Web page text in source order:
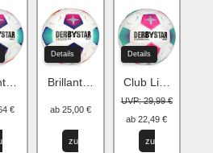
Replica Light, Gr. 4
€
Details
Brillant Replica S-Light, 290g
ab 25,00 €
zu
Details
Club Light, 350g
UVP: 29,99 €
ab 22,49 €
zu